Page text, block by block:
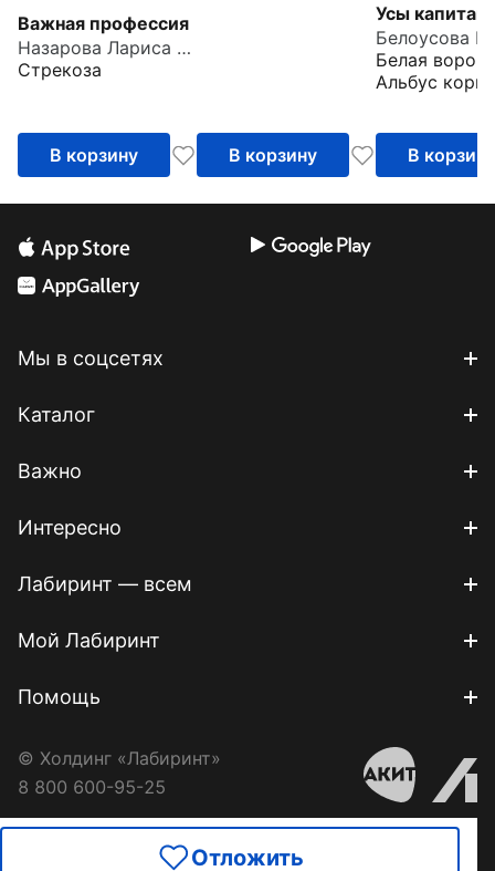
Отложить
Важная профессия
Назарова Лариса Геннадьевна
Стрекоза
В корзину В корзину
Усы капитана
Белоусова
Белая
Альбус
В корзину
Мы в соцсетях
Каталог
Важно
Интересно
Лабиринт — всем
Мой Лабиринт
Помощь
© Холдинг «Лабиринт»
8 800 600-95-25